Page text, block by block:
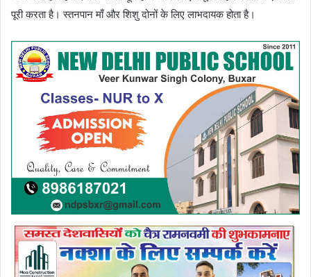
पूरी करता है। स्तनपान माँ और शिशु दोनों के लिए लाभदायक होता है।